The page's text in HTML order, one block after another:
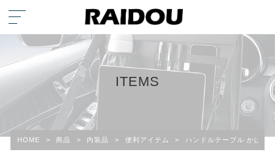
ITEMS
HOME > 商品 > 内装品 > 便利アイテム > ハンドルテーブル かばん